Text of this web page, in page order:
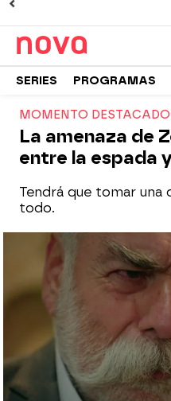
SERIES PROGRAMAS
MOMENTO DESTACADO
La amenaza de
entre la espada
Tendrá que tomar una
todo.
Nova
Madrid
Publicado:27 de